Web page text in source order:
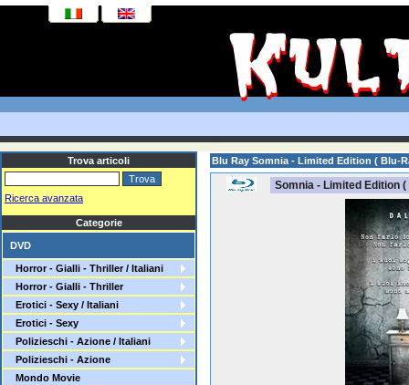
Trova articoli
Ricerca avanzata
Categorie
DVD
Horror - Gialli - Thriller / Italiani
Horror - Gialli - Thriller
Erotici - Sexy / Italiani
Erotici - Sexy
Polizieschi - Azione / Italiani
Polizieschi - Azione
Mondo Movie
Blu Ray Somnia - Limited Edition ( Blu-
Somnia - Limited Edition